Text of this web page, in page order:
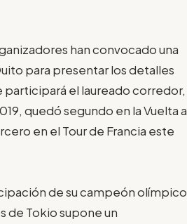
han convocado una
para presentar los detalles
participará el laureado corredor,
quedó segundo en la Vuelta a
en el Tour de Francia este
de su campeón olímpico
de Tokio supone un